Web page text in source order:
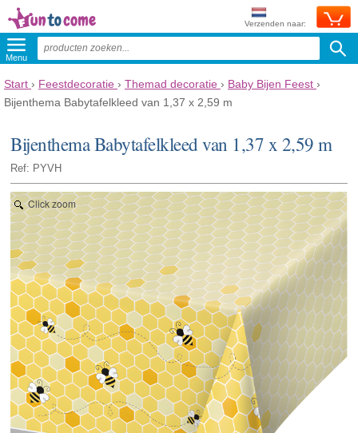
Verzenden naar:
Menu
Start › Feestdecoratie › Themad decoratie › Baby Bijen Feest ›
Bijenthema Babytafelkleed van 1,37 x 2,59 m
Bijenthema Babytafelkleed van 1,37 x 2,59 m
Ref: PYVH
Click zoom